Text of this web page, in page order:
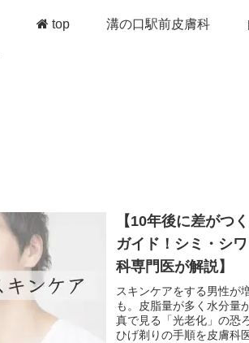
top 溝の口駅前皮膚科
【10年後に差がつ
ガイド！シミ・シ
科専門医が解説】
スキンケアをする男性が
も。皮脂量が多く水分量
真で見る「光老化」の恐
ひげ剃りの手順を皮膚科